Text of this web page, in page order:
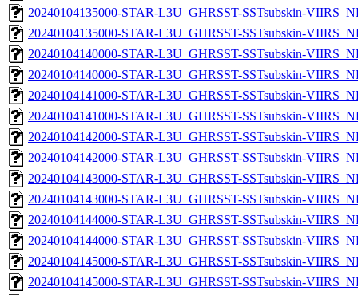
20240104135000-STAR-L3U_GHRSST-SSTsubskin-
20240104135000-STAR-L3U_GHRSST-SSTsubskin-
20240104140000-STAR-L3U_GHRSST-SSTsubskin-
20240104140000-STAR-L3U_GHRSST-SSTsubskin-
20240104141000-STAR-L3U_GHRSST-SSTsubskin-
20240104141000-STAR-L3U_GHRSST-SSTsubskin-
20240104142000-STAR-L3U_GHRSST-SSTsubskin-
20240104142000-STAR-L3U_GHRSST-SSTsubskin-
20240104143000-STAR-L3U_GHRSST-SSTsubskin-
20240104143000-STAR-L3U_GHRSST-SSTsubskin-
20240104144000-STAR-L3U_GHRSST-SSTsubskin-
20240104144000-STAR-L3U_GHRSST-SSTsubskin-
20240104145000-STAR-L3U_GHRSST-SSTsubskin-
20240104145000-STAR-L3U_GHRSST-SSTsubskin-